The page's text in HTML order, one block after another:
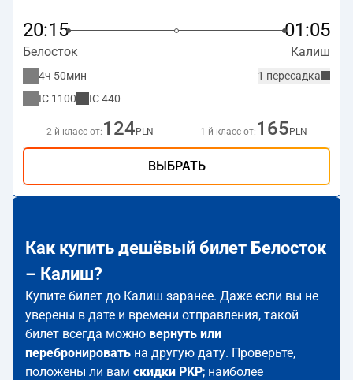
20:15 01:05
Белосток Калиш
1 пересадка
4ч 50мин
IC 1100 IC440
2-й класс от: 124 PLN 1-й класс от: 165 PLN
ВЫБРАТЬ
Как купить дешёвый билет Белосток
– Калиш?
Купите билет до Калиш заранее. Даже если вы не
уверены в дате и времени отправления, такой
билет всегда можно вернуть или
перебронировать на другую дату. Проверьте,
положены ли вам скидки PKP; наиболее